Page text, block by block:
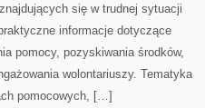
się w trudnej sytuacji
informacje dotyczące
pomocy, pozyskiwania środków,
wolontariuszy. Tematyka
pomocowych, […]